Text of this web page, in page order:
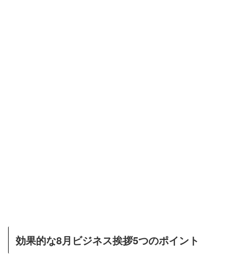
効果的な8月ビジネス挨拶5つのポイント